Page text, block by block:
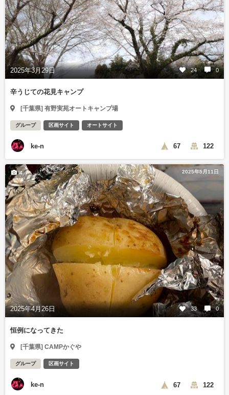
2025年3月29日 24 0
辛うじての花見キャンプ
[千葉県] 有野実苑オートキャンプ場
グループ 区画サイト オートサイト
ke-n 67 122
2025年5月11日
2025年4月26日 33 0
4
恒例になってきた
[千葉県] CAMPかぐや
グループ 区画サイト
ke-n 67 122